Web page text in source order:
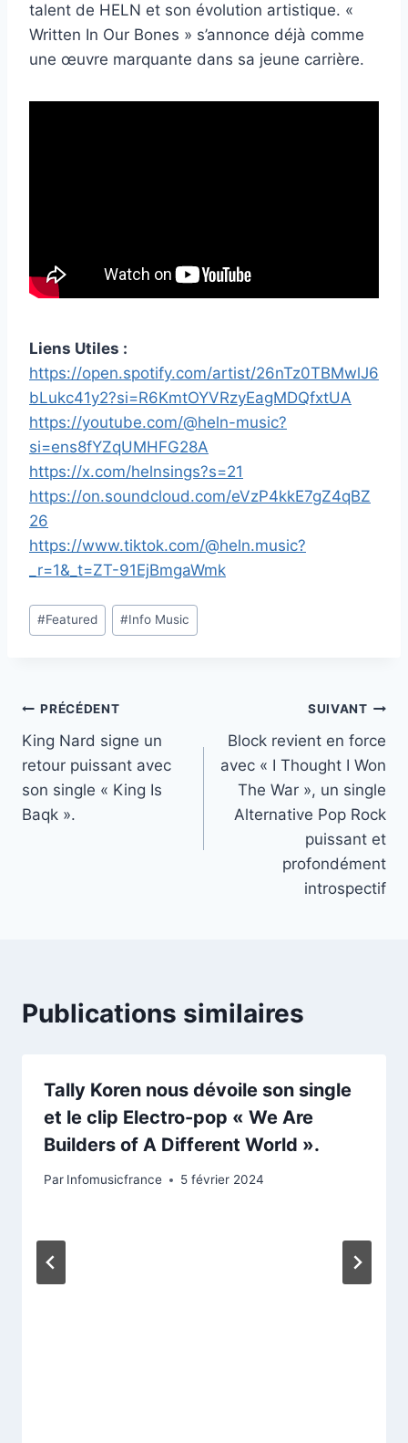
talent de HELN et son évolution artistique. «
Written In Our Bones » s’annonce déjà comme
une œuvre marquante dans sa jeune carrière.
Liens Utiles :
https://open.spotify.com/artist/26nTz0TBMwlJ6
bLukc41y2?si=R6KmtOYVRzyEagMDQfxtUA
https://youtube.com/@heln-music?
si=ens8fYZqUMHFG28A
https://x.com/helnsings?s=21
https://on.soundcloud.com/eVzP4kkE7gZ4qBZ
26
https://www.tiktok.com/@heln.music?
_r=1&_t=ZT-91EjBmgaWmk
Étiquettes
de
#Featured #Info Music
Navigation
de
l’article
PRÉCÉDENT
King Nard signe un
retour puissant avec
son single « King Is
Baqk ».
SUIVANT
Block revient en force
avec « I Thought I Won
The War », un single
Alternative Pop Rock
puissant et
profondément
introspectif
Publications similaires
Tally Koren nous dévoile son single
et le clip Electro-pop « We Are
Builders of A Different World ».
Par Infomusicfrance 5 février 2024